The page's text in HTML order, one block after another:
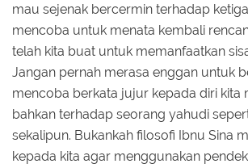
mau sejenak bercermin terhadap
mencoba untuk menata kembali
telah kita buat untuk memanfaatkan
Jangan pernah merasa enggan untuk
mencoba berkata jujur kepada diri kita
bahkan terhadap seorang yahudi
sekalipun. Bukankah filosofi Ibnu Sina
kepada kita agar menggunakan